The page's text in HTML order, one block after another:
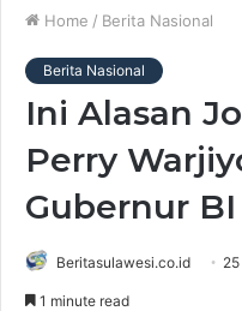
Home / Berita Nasional
Berita Nasional
Ini Alasan
Perry
Gubernur BI
Beritasulawesi.co.id
1 minute read